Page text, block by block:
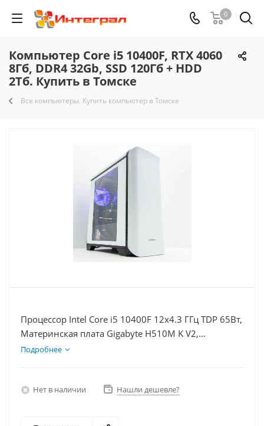
0
Компьютер Core i5 10400F, RTX 4060
8Гб, DDR4 32Gb, SSD 120Гб + HDD
2Тб. Купить в Томске
Все компьютеры. Купить компьютер в Томске
Процессор Intel Core i5 10400F 12x4.3 ГГц TDP 65Вт,
Материнская плата Gigabyte H510M K V2,
Видеокарта RTX 4060 8Гб, Память DDR4 32Gb,
Подробнее
Нет в наличии Нашли дешевле?